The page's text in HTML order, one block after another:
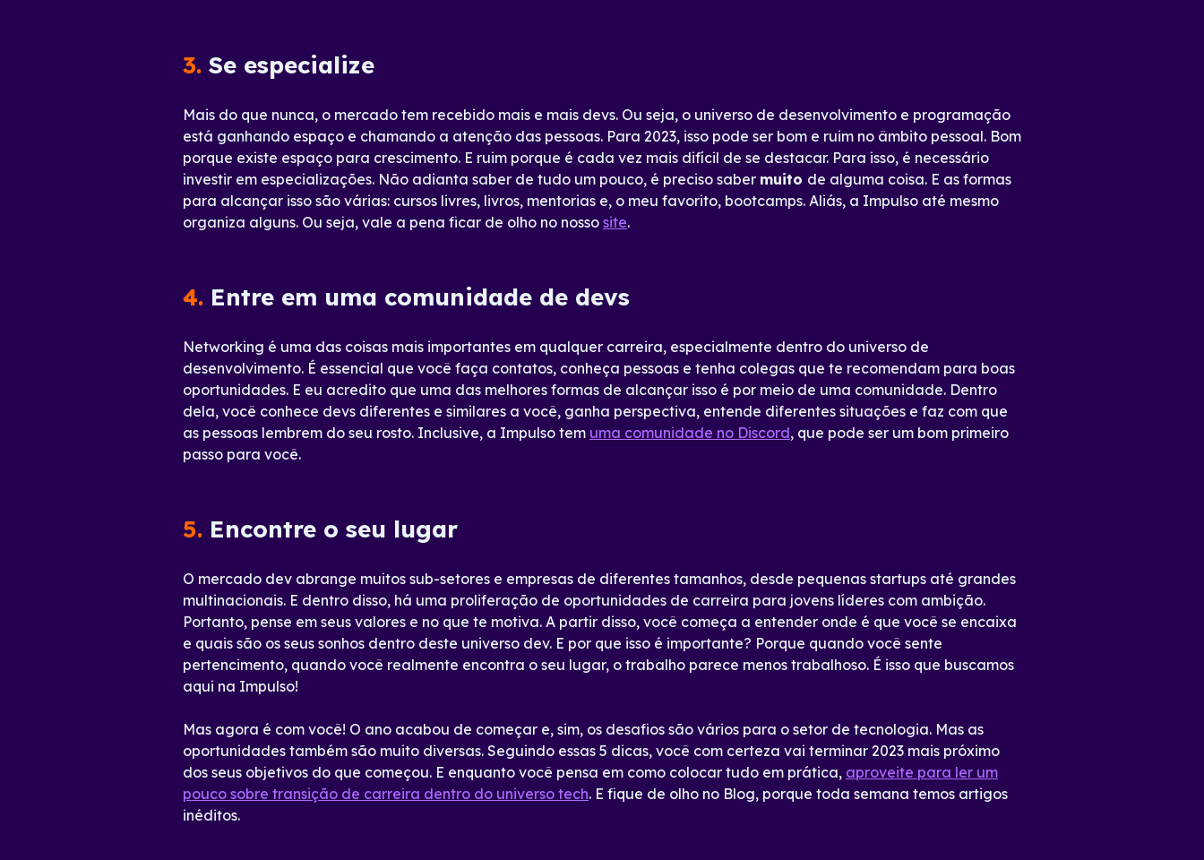
3. Se especialize
Mais do que nunca, o mercado tem recebido mais e mais devs. Ou seja, o universo de desenvolvimento e programação
está ganhando espaço e chamando a atenção das pessoas. Para 2023, isso pode ser bom e ruim no âmbito pessoal. Bom
porque existe espaço para crescimento. E ruim porque é cada vez mais difícil de se destacar. Para isso, é necessário
investir em especializações. Não adianta saber de tudo um pouco, é preciso saber muito de alguma coisa. E as formas
para alcançar isso são várias: cursos livres, livros, mentorias e, o meu favorito, bootcamps. Aliás, a Impulso até mesmo
organiza alguns. Ou seja, vale a pena ficar de olho no nosso site.
4. Entre em uma comunidade de devs
Networking é uma das coisas mais importantes em qualquer carreira, especialmente dentro do universo de
desenvolvimento. É essencial que você faça contatos, conheça pessoas e tenha colegas que te recomendam para boas
oportunidades. E eu acredito que uma das melhores formas de alcançar isso é por meio de uma comunidade. Dentro
dela, você conhece devs diferentes e similares a você, ganha perspectiva, entende diferentes situações e faz com que
as pessoas lembrem do seu rosto. Inclusive, a Impulso tem uma comunidade no Discord, que pode ser um bom primeiro
passo para você.
5. Encontre o seu lugar
O mercado dev abrange muitos sub-setores e empresas de diferentes tamanhos, desde pequenas startups até grandes
multinacionais. E dentro disso, há uma proliferação de oportunidades de carreira para jovens líderes com ambição.
Portanto, pense em seus valores e no que te motiva. A partir disso, você começa a entender onde é que você se encaixa
e quais são os seus sonhos dentro deste universo dev. E por que isso é importante? Porque quando você sente
pertencimento, quando você realmente encontra o seu lugar, o trabalho parece menos trabalhoso. É isso que buscamos
aqui na Impulso!
Mas agora é com você! O ano acabou de começar e, sim, os desafios são vários para o setor de tecnologia. Mas as
oportunidades também são muito diversas. Seguindo essas 5 dicas, você com certeza vai terminar 2023 mais próximo
dos seus objetivos do que começou. E enquanto você pensa em como colocar tudo em prática, aproveite para ler um
pouco sobre transição de carreira dentro do universo tech. E fique de olho no Blog, porque toda semana temos artigos
inéditos.